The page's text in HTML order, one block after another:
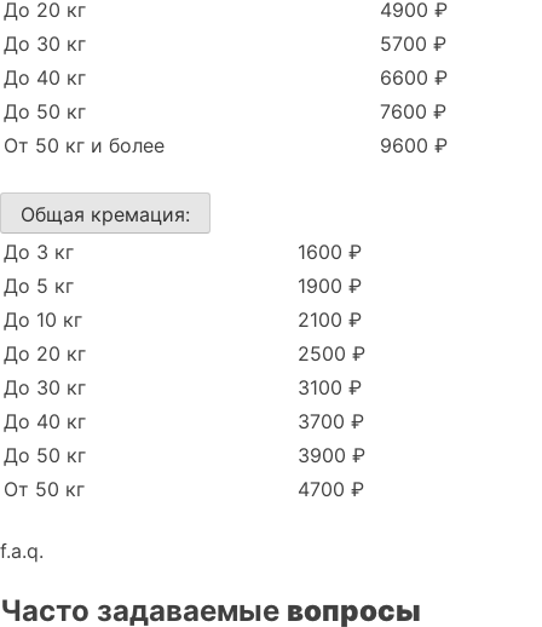
До 20 кг
4900 ₽
До 30 кг
5700 ₽
До 40 кг
6600 ₽
До 50 кг
7600 ₽
От 50 кг и более
9600 ₽
Общая кремация:
До 3 кг
1600 ₽
До 5 кг
1900 ₽
До 10 кг
2100 ₽
До 20 кг
2500 ₽
До 30 кг
3100 ₽
До 40 кг
3700 ₽
До 50 кг
3900 ₽
От 50 кг
4700 ₽
f.a.q.
Часто задаваемые вопросы